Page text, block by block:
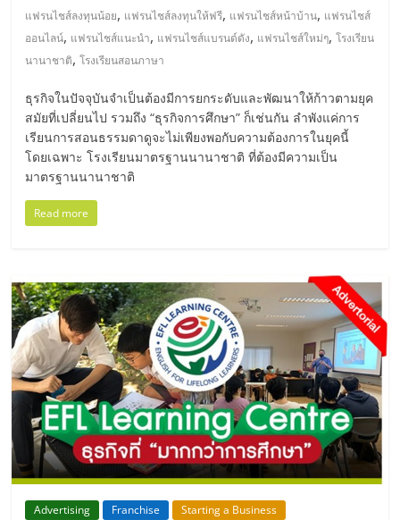
แห่ง
ประเทศไทย,
ThaiSMEsCenter,
ธุรกิจ
มอี
ไทย,
SMEs,
ไชส์,
ที่
ปรึกษา
แฟ
รน
ไชส์,
รวม
แฟ
รน
ไชส์
ขาย
แฟรนไชส์ลงทุนน้อย, แฟรนไชส์ลงทุนให้ฟรี, แฟรนไชส์หน้าบ้าน, แฟรนไชส์
ออนไลน์, แฟรนไชส์แนะนำ, แฟรนไชส์แบรนด์ดัง, แฟรนไชส์ใหม่ๆ,โรงเรียน
นานาชาติ,โรงเรียนสอนภาษา
ธุรกิจในปัจจุบันจำเป็นต้องมีการยกระดับและพัฒนาให้ก้าวตามยุค
สมัยที่เปลี่ยนไป รวมถึง “ธุรกิจการศึกษา” ก็เช่นกัน ลำพังแค่การ
เรียนการสอนธรรมดาดูจะไม่เพียงพอกับความต้องการในยุคนี้
โดยเฉพาะ โรงเรียนมาตรฐานนานาชาติ ที่ต้องมีความเป็น
มาตรฐานนานาชาติ
Read more
Advertising Franchise Starting a Business